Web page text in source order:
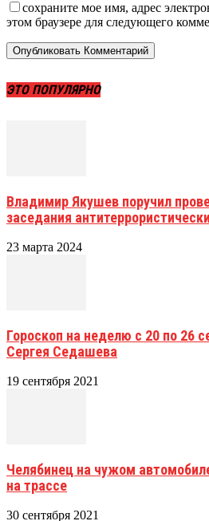
сохраните мое имя, адрес
этом браузере для следующего
ЭТО ПОПУЛЯРНО
Владимир Якушев поручил
заседания
23 марта 2024
Гороскоп на неделю с 20 по 26
Сергея Седашева
19 сентября 2021
Челябинец на чужом
на трассе
30 сентября 2021